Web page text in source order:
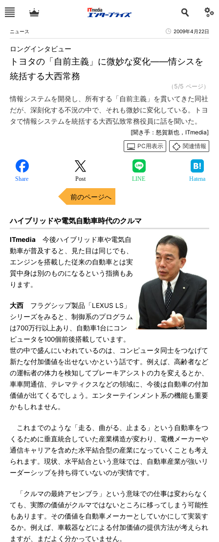
ニュース 2009年4月22日
トヨタの「自前主義」に微妙な変化――情シスを
統括する大西常務
ロングインタビュー
（5/5 ページ）
情報システムを開発し、所有する「自前主義」を貫いてきた同社
だが、深刻化する不況の中で、それも微妙に変化している。トヨ
タで情報システムを統括する大西弘致常務役員に話を聞いた。
[聞き手：怒賀新也，ITmedia]
PC用表示
関連情報
Share Post LINE Hatena
前のページへ
ハイブリッドや電気自動車時代のクルマ
ITmedia 今後ハイブリッド車や電気自
動車が普及すると、見た目は同じでも、
エンジンを搭載した従来の自動車とは実
質中身は別のものになるという指摘もあ
ります。
大西 フラグシップ製品「LEXUS LS」
シリーズをみると、制御系のプログラム
は700万行以上あり、自動車1台にコン
ピュータを100個前後搭載しています。
世の中で盛んにいわれているのは、コンピュータ同士をつなげて
新たな付加価値を出せないかという話です。例えば、高齢者など
の運転者の体力を検知してブレーキアシストの力を変えるとか、
車車間通信、テレマティクスなどの領域に、今後は自動車の付加
価値が出てくるでしょう。エンターテインメント系の機能も重要
かもしれません。
これまでのような「走る、曲がる、止まる」という自動車をつ
くるために垂直統合していた産業構造が変わり、電機メーカーや
通信キャリアを含めた水平結合型の産業になっていくことも考え
られます。現状、水平結合という意味では、自動車産業が強いリ
ーダーシップを持ち得ていないのが実情です。
「クルマの最終アセンブラ」という意味での仕事は変わらなく
ても、実際の価値がクルマではないところに移ってしまう可能性
もあります。その価値を自動車メーカーとしていかにして実装す
るか。例えば、車載器などによる付加価値の提供方法が考えられ
ますが、まだよく分かっていません。